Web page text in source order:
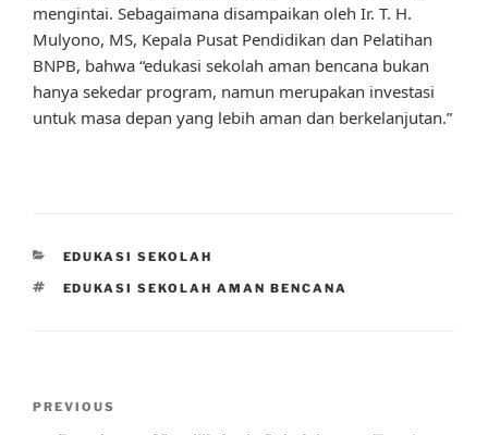
mengintai. Sebagaimana disampaikan oleh Ir. T. H.
Mulyono, MS, Kepala Pusat Pendidikan dan Pelatihan
BNPB, bahwa “edukasi sekolah aman bencana bukan
hanya sekedar program, namun merupakan investasi
untuk masa depan yang lebih aman dan berkelanjutan.”
CATEGORIES
EDUKASI SEKOLAH
TAGS
EDUKASI SEKOLAH AMAN BENCANA
Previous
PREVIOUS